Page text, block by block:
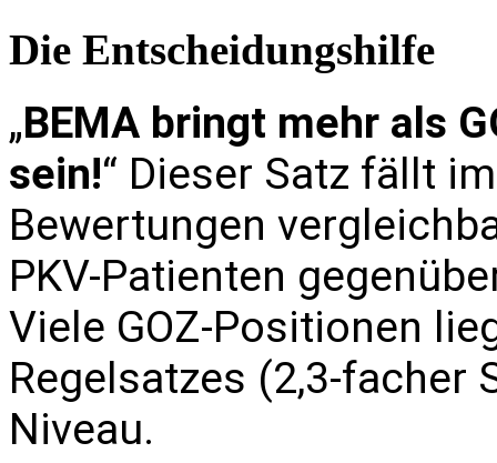
Die Entscheidungshilfe
„BEMA bringt mehr als
sein!“ Dieser Satz fällt
Bewertungen
PKV-Patienten
Viele GOZ-Positionen
Regelsatzes (2,3-facher
Niveau.